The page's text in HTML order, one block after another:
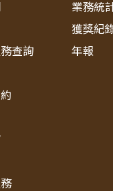
查詢
業務統
獲獎紀
年報